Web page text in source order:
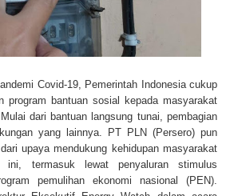
Covid-19, Pemerintah Indonesia cukup
program bantuan sosial kepada masyarakat
dari bantuan langsung tunai, pembagian
yang lainnya. PT PLN (Persero) pun
upaya mendukung kehidupan masyarakat
ini, termasuk lewat penyaluran stimulus
pemulihan ekonomi nasional (PEN).